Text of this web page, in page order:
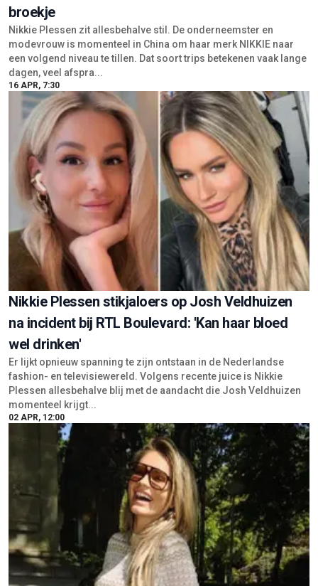
broekje
Nikkie Plessen zit allesbehalve stil. De onderneemster en
modevrouw is momenteel in China om haar merk NIKKIE naar
een volgend niveau te tillen. Dat soort trips betekenen vaak lange
dagen, veel afspra...
16 APR, 7:30
Nikkie Plessen stikjaloers op Josh Veldhuizen
na incident bij RTL Boulevard: 'Kan haar bloed
wel drinken'
Er lijkt opnieuw spanning te zijn ontstaan in de Nederlandse
fashion- en televisiewereld. Volgens recente juice is Nikkie
Plessen allesbehalve blij met de aandacht die Josh Veldhuizen
momenteel krijgt...
02 APR, 12:00